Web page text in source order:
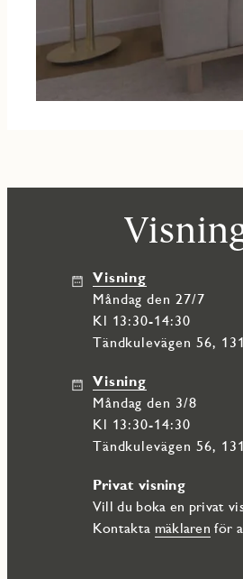
Visning
måndag den 27/7
Kl 13:30-14:30
Tändkulevägen 56,
Visning
måndag den 3/8
Kl 13:30-14:30
Tändkulevägen 56,
Privat visning
Vill du boka en privat
Kontakta mäklaren för